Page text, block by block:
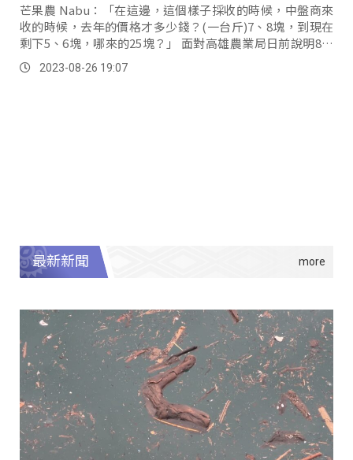
芒果農 Nabu：「在這邊，這個樣子採收的時候，中盤商來
收的時候，去年的價格才多少錢？(一台斤)7、8塊，到現在
剩下5、6塊，哪來的25塊？」 面對高雄農業局日前說明8月
金煌芒果在北部農產批發市場拍賣價格是每公斤25.5元，這
段話農民聽來真的很無言；由於近年因為受到中國禁止進口
2023-08-26 19:07
最新新聞